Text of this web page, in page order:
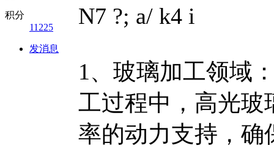
积分
11225
发消息
N7 ?; a/ k4 i
1、玻璃加工领域
工过程中，高光玻
率的动力支持，确